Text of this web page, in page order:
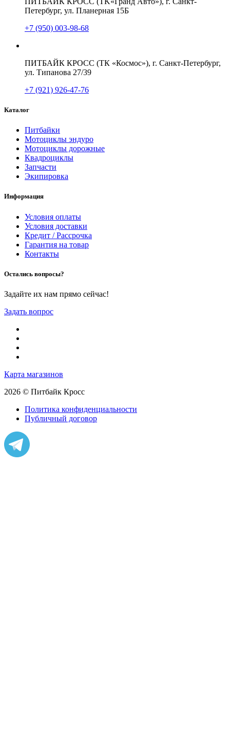
Петербург, ул. Планерная 15Б
+7 (950) 003-98-68
ПИТБАЙК КРОСС (ТК «Космос»), г. Санкт-Петербург,
ул. Типанова 27/39
+7 (921) 926-47-76
Каталог
Питбайки
Мотоциклы эндуро
Мотоциклы дорожные
Квадроциклы
Запчасти
Экипировка
Информация
Условия оплаты
Условия доставки
Кредит / Рассрочка
Гарантия на товар
Контакты
Остались вопросы?
Задайте их нам прямо сейчас!
Задать вопрос
Карта магазинов
2026 © Питбайк Кросс
Политика конфиденциальности
Публичный договор